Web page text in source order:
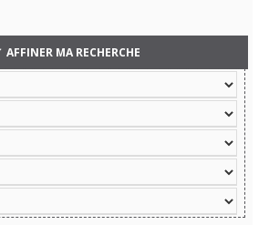
AFFINER MA RECHERCHE